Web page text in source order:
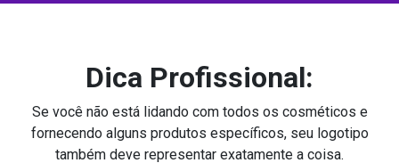
Dica Profissional:
Se você não está lidando com todos os cosméticos e
fornecendo alguns produtos específicos, seu logotipo
também deve representar exatamente a coisa.